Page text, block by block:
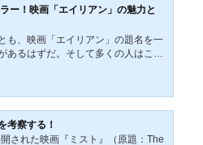
ステリー『死の接吻（A Kiss Before
年に映画化された『ローズマリーの
Baby）』などのアイラ・レヴ
27日－2007年11月12日）。監督は
ー！映画「エイリアン」の魅力と
も、映画「エイリアン」の題名を一
あるはずだ。そして多くの人はこの
名作に数えられていることでもわか
何かを残す、不思議な魅力を持つ作
こではその魅力について考えていき
「エイリアン」 忍び寄る恐怖を描
考察する！
された映画『ミスト』（原題：The